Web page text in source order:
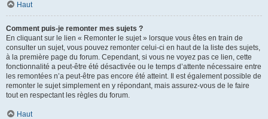
Haut
Comment puis-je remonter mes sujets ?
En cliquant sur le lien « Remonter le sujet » lorsque vous êtes en train de
consulter un sujet, vous pouvez remonter celui-ci en haut de la liste des sujets,
à la première page du forum. Cependant, si vous ne voyez pas ce lien, cette
fonctionnalité a peut-être été désactivée ou le temps d’attente nécessaire entre
les remontées n’a peut-être pas encore été atteint. Il est également possible de
remonter le sujet simplement en y répondant, mais assurez-vous de le faire
tout en respectant les règles du forum.
Haut